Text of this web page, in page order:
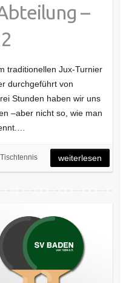
–
traditionellen Jux-Turnier
durchgeführt von
Stunden haben wir uns
–aber nicht so, wie man
Tischtennis weiterlesen